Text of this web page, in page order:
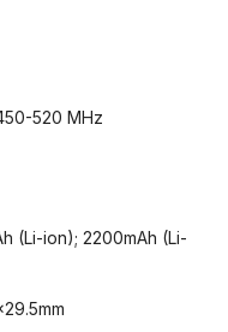
520 MHz
(Li-ion); 2200mAh (Li-